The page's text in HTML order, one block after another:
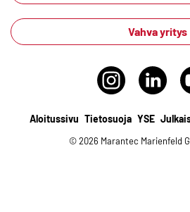
Vahva yritys
Aloitussivu Tietosuoja YSE
© 2026 Marantec Marienfeld